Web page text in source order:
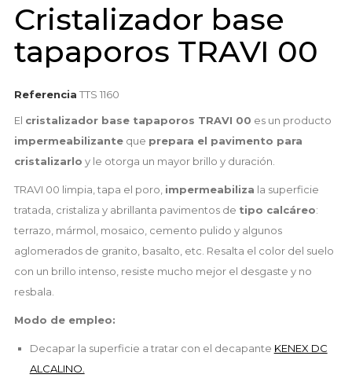
Cristalizador base
tapaporos TRAVI 00
Referencia TTS 1160
El cristalizador base tapaporos TRAVI 00 es un producto
impermeabilizanteque prepara el pavimento para
cristalizarlo y le otorga un mayor brillo y duración.
TRAVI 00 limpia, tapa el poro, impermeabiliza la superficie
tratada, cristaliza y abrillanta pavimentos de tipo calcáreo:
terrazo, mármol, mosaico, cemento pulido y algunos
aglomerados de granito, basalto, etc. Resalta el color del suelo
con un brillo intenso, resiste mucho mejor el desgaste y no
resbala.
Modo de empleo:
Decapar la superficie a tratar con el decapante KENEX DC
ALCALINO.